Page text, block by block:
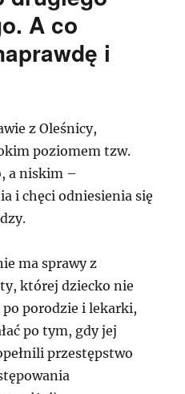
A co
i
z Oleśnicy,
poziomem tzw.
a niskim –
i chęci odniesienia się
ma sprawy z
której dziecko nie
po porodzie i lekarki,
po tym, gdy jej
przestępstwo